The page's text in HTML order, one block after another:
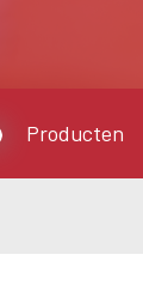
Producten